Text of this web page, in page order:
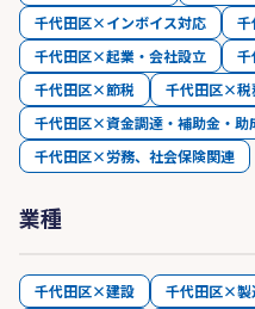
千代田区×インボイス対応
千代田区×起業・会社設立
千代田区×節税
千代田区×税
千代田区×資金調達・補助金・助
千代田区×労務、社会保険関連
業種
千代田区×建設 千代田区×製